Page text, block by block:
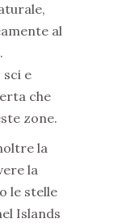
al
e
che
zone.
la
la
le stelle
Islands